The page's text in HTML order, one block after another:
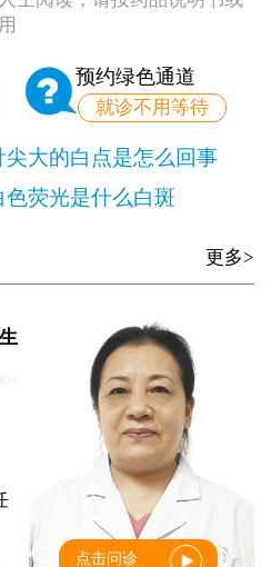
预约绿色通道
就诊不用等待
大的白点是怎么回事
荧光是什么白斑
更多>
点击问诊